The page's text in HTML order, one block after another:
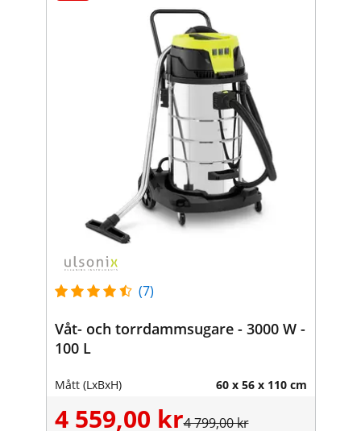
(7)
Våt- och torrdammsugare - 3000 W -
100 L
Mått (LxBxH) 60 x 56 x 110 cm
4 559,00 kr4 799,00 kr